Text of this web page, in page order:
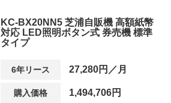
KC-BX20NN5 芝浦自販機 高額紙幣
対応 LED照明ボタン式 券売機 標準
タイプ
6年リース 27,280円／月
購入価格 1,494,706円